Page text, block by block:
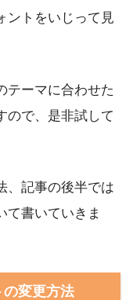
ントをいじって見
テーマに合わせた
ので、是非試して
、記事の後半では
て書いていきま
変更方法